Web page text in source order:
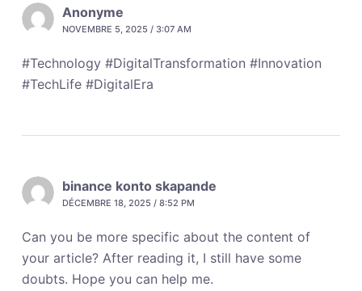
Anonyme
NOVEMBRE 5, 2025 / 3:07 AM
#Technology #DigitalTransformation #Innovation
#TechLife #DigitalEra
binance konto skapande
DÉCEMBRE 18, 2025 / 8:52 PM
Can you be more specific about the content of
your article? After reading it, I still have some
doubts. Hope you can help me.